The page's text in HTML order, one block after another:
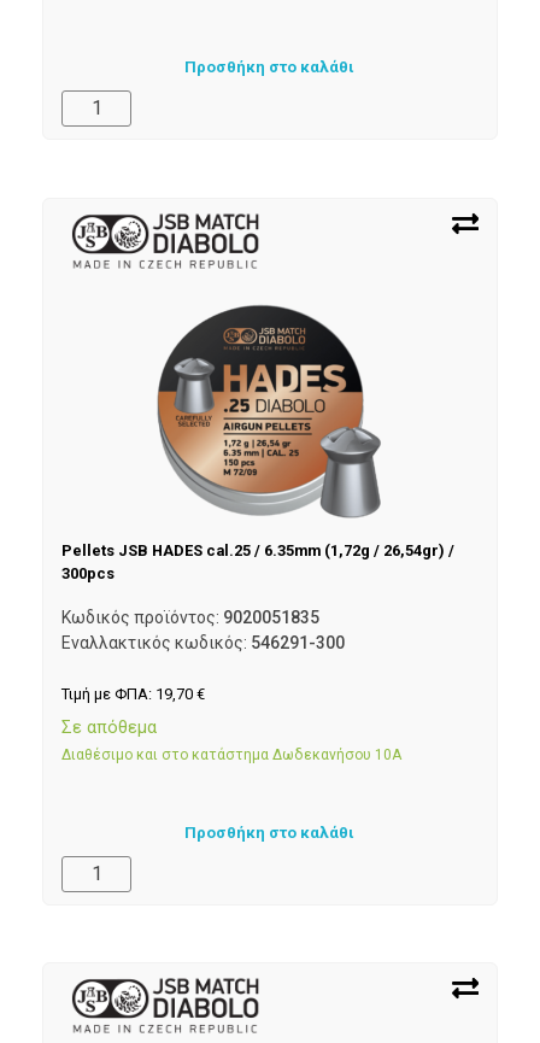
Προσθήκη στο καλάθι
Pellets JSB HADES cal.25 / 6.35mm (1,72g / 26,54gr) /
300pcs
Κωδικός προϊόντος: 9020051835
Εναλλακτικός κωδικός: 546291-300
Τιμή με ΦΠΑ: 19,70 €
Σε απόθεμα
Διαθέσιμο και στο κατάστημα Δωδεκανήσου 10Α
Προσθήκη στο καλάθι